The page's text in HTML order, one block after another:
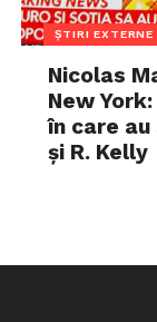
ȘTIRI EXTERNE
Nicolas
New
în care
și R. Kelly